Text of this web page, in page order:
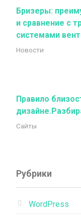
Бризеры:
и сравнение с
системами
Новости
Правило
Сайты
Рубрики
WordPress